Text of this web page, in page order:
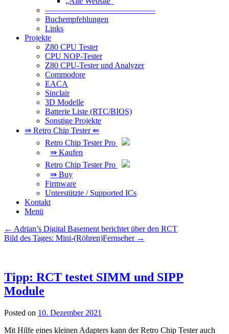
—————————————–
Buchempfehlungen
Links
Projekte
Z80 CPU Tester
CPU NOP-Tester
Z80 CPU-Tester und Analyzer
Commodore
EACA
Sinclair
3D Modelle
Batterie Liste (RTC/BIOS)
Sonstige Projekte
⇛ Retro Chip Tester ⇚
Retro Chip Tester Pro
⇛ Kaufen
Retro Chip Tester Pro
⇛ Buy
Firmware
Unterstützte / Supported ICs
Kontakt
Menü
Beitragsnavigation
← Adrian’s Digital Basement berichtet über den RCT
Bild des Tages: Mini-(Röhren)Fernseher →
Tipp: RCT testet SIMM und SIPP
Module
Posted on 10. Dezember 2021
Mit Hilfe eines kleinen Adapters kann der Retro Chip Tester auch